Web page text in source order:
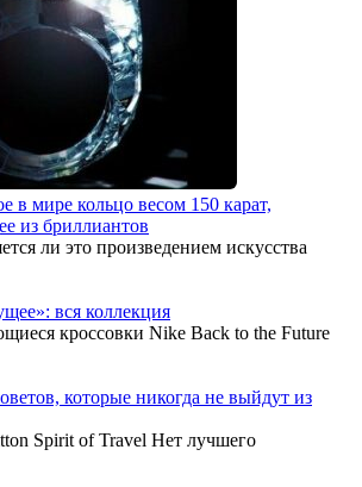
в мире кольцо весом 150 карат,
из бриллиантов
ли это произведением искусства
вся коллекция
кроссовки Nike Back to the Future
которые никогда не выйдут из
Spirit of Travel Нет лучшего